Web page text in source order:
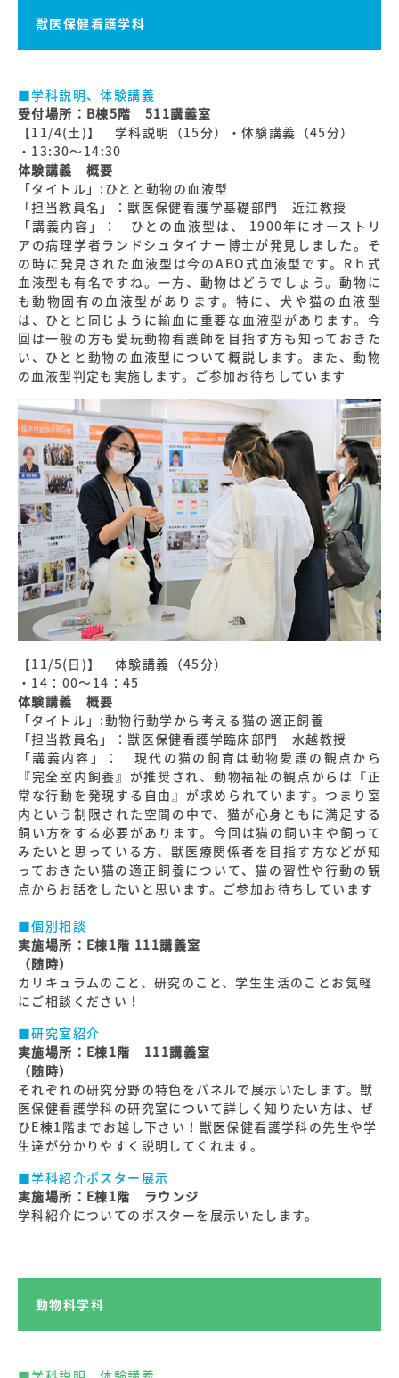
獣医保健看護学科
■学科説明、体験講義
受付場所：B棟5階 511講義室
【11/4(土)】 学科説明（15分）・体験講義（45分）
・13:30～14:30
体験講義 概要
「タイトル」:ひとと動物の血液型
「担当教員名」：獣医保健看護学基礎部門 近江教授
「講義内容」： ひとの血液型は、 1900年にオーストリ
アの病理学者ランドシュタイナー博士が発見しました。そ
の時に発見された血液型は今のABO式血液型です。Rｈ式
血液型も有名ですね。一方、動物はどうでしょう。動物に
も動物固有の血液型があります。特に、犬や猫の血液型
は、ひとと同じように輸血に重要な血液型があります。今
回は一般の方も愛玩動物看護師を目指す方も知っておきた
い、ひとと動物の血液型について概説します。また、動物
の血液型判定も実施します。ご参加お待ちしています
【11/5(日)】 体験講義（45分）
・14：00～14：45
体験講義 概要
「タイトル」:動物行動学から考える猫の適正飼養
「担当教員名」：獣医保健看護学臨床部門 水越教授
「講義内容」： 現代の猫の飼育は動物愛護の観点から
『完全室内飼養』が推奨され、動物福祉の観点からは『正
常な行動を発現する自由』が求められています。つまり室
内という制限された空間の中で、猫が心身ともに満足する
飼い方をする必要があります。今回は猫の飼い主や飼って
みたいと思っている方、獣医療関係者を目指す方などが知
っておきたい猫の適正飼養について、猫の習性や行動の観
点からお話をしたいと思います。ご参加お待ちしています
■個別相談
実施場所：E棟1階 111講義室
（随時）
カリキュラムのこと、研究のこと、学生生活のことお気軽
にご相談ください！
■研究室紹介
実施場所：E棟1階 111講義室
（随時）
それぞれの研究分野の特色をパネルで展示いたします。獣
医保健看護学科の研究室について詳しく知りたい方は、ぜ
ひE棟1階までお越し下さい！獣医保健看護学科の先生や学
生達が分かりやすく説明してくれます。
■学科紹介ポスター展示
実施場所：E棟1階 ラウンジ
学科紹介についてのポスターを展示いたします。
動物科学科